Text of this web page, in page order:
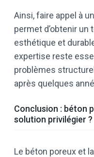
Ainsi, faire appel à
permet d’obtenir un
esthétique et
expertise reste
problèmes
après quelques
Conclusion : béton
solution privilégier ?
Le béton poreux et